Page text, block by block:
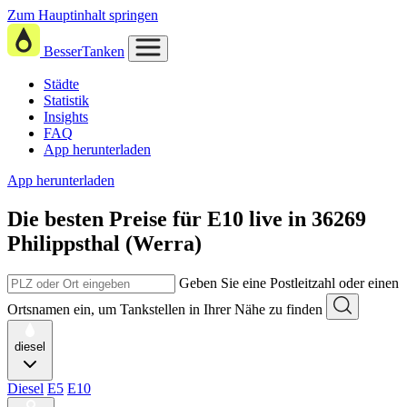
Zum Hauptinhalt springen
BesserTanken
Städte
Statistik
Insights
FAQ
App herunterladen
App herunterladen
Die besten Preise für E10 live in 36269
Philippsthal (Werra)
Geben Sie eine Postleitzahl oder einen
Ortsnamen ein, um Tankstellen in Ihrer Nähe zu finden
diesel
Diesel E5 E10